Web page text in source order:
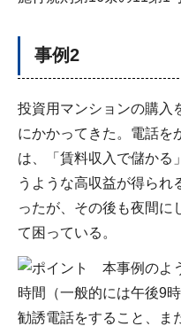
事例2
投資用マンションの購入
にかかってきた。電話を
は、「賃料収入で儲かる
うような高収益が得られ
ったが、その後も夜間に
て困っている。
本事例のよ
時間（一般的には午後9
勧誘電話をすること、ま